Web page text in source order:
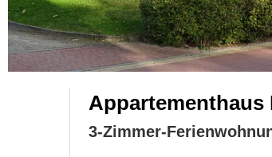
Appartementhaus
3-Zimmer-